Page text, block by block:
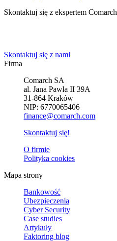
Skontaktuj się z ekspertem Comarch
Skontaktuj się z nami
Firma
Comarch SA
al. Jana Pawła II 39A
31-864 Kraków
NIP: 6770065406
finance@comarch.com
Skontaktuj się!
O firmie
Polityka cookies
Mapa strony
Bankowość
Ubezpieczenia
Cyber Security
Case studies
Artykuły
Faktoring blog